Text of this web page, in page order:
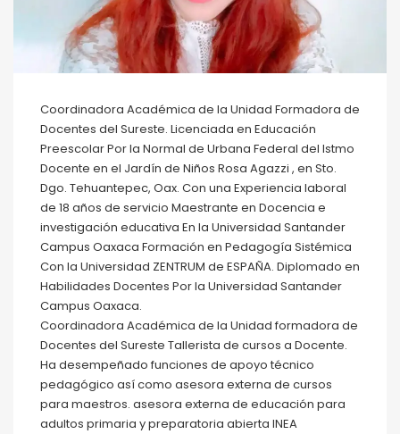
Coordinadora Académica de la Unidad Formadora de
Docentes del Sureste. Licenciada en Educación
Preescolar Por la Normal de Urbana Federal del Istmo
Docente en el Jardín de Niños Rosa Agazzi , en Sto.
Dgo. Tehuantepec, Oax. Con una Experiencia laboral
de 18 años de servicio Maestrante en Docencia e
investigación educativa En la Universidad Santander
Campus Oaxaca Formación en Pedagogía Sistémica
Con la Universidad ZENTRUM de ESPAÑA. Diplomado en
Habilidades Docentes Por la Universidad Santander
Campus Oaxaca.
Coordinadora Académica de la Unidad formadora de
Docentes del Sureste Tallerista de cursos a Docente.
Ha desempeñado funciones de apoyo técnico
pedagógico así como asesora externa de cursos
para maestros. asesora externa de educación para
adultos primaria y preparatoria abierta INEA